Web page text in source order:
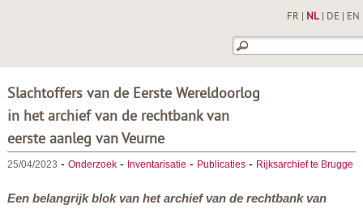
FR NL| DE EN
Slachtoffers van de Eerste Wereldoorlog
in het archief van de rechtbank van
eerste aanleg van Veurne
25/04/2023 - Onderzoek- Inventarisatie - Publicaties- Rijksarchief te Brugge
Een belangrijk blok van het archief van de rechtbank van